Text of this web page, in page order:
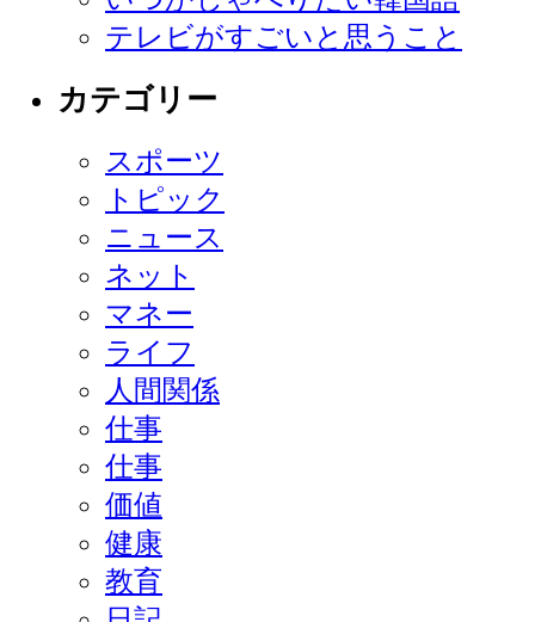
テレビがすごいと思うこと
カテゴリー
スポーツ
トピック
ニュース
ネット
マネー
ライフ
人間関係
仕事
仕事
価値
健康
教育